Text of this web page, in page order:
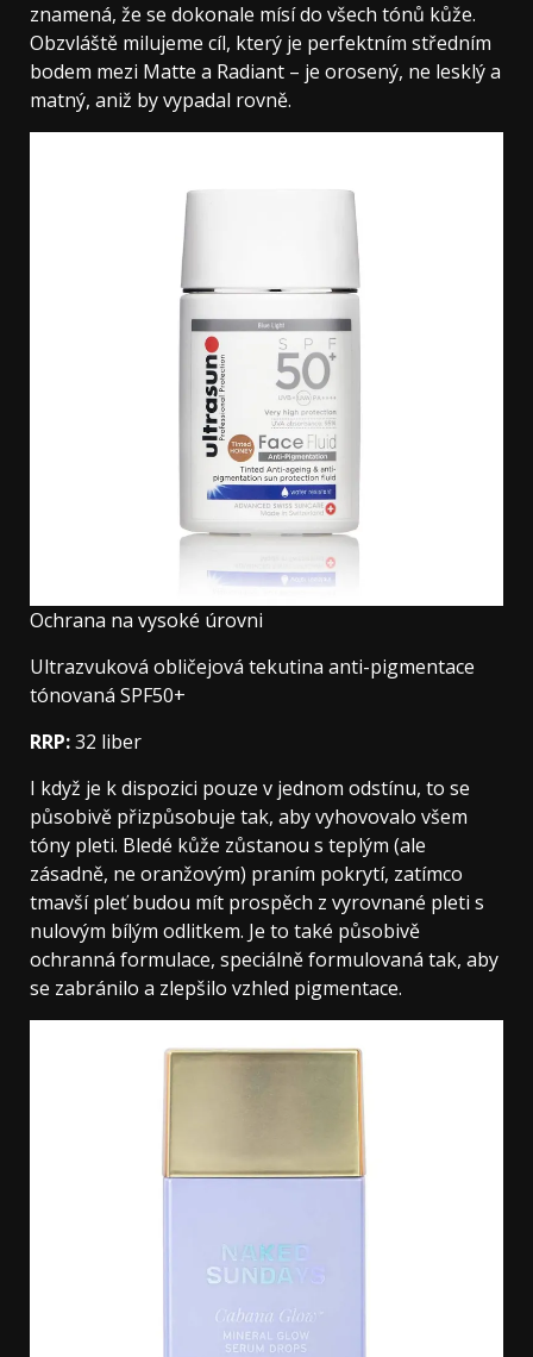
znamená, že se dokonale mísí do všech tónů kůže.
Obzvláště milujeme cíl, který je perfektním středním
bodem mezi Matte a Radiant – je orosený, ne lesklý a
matný, aniž by vypadal rovně.
Ochrana na vysoké úrovni
Ultrazvuková obličejová tekutina anti-pigmentace
tónovaná SPF50+
RRP:32 liber
I když je k dispozici pouze v jednom odstínu, to se
působivě přizpůsobuje tak, aby vyhovovalo všem
tóny pleti. Bledé kůže zůstanou s teplým (ale
zásadně, ne oranžovým) praním pokrytí, zatímco
tmavší pleť budou mít prospěch z vyrovnané pleti s
nulovým bílým odlitkem. Je to také působivě
ochranná formulace, speciálně formulovaná tak, aby
se zabránilo a zlepšilo vzhled pigmentace.